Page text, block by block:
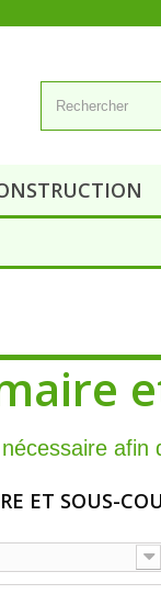
afin
ET SOUS-